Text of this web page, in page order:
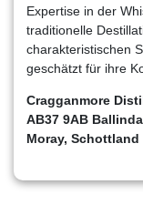
Expertise in der
traditionelle
charakteristischen
geschätzt für ihre
Cragganmore
AB37 9AB
Moray, Schottland